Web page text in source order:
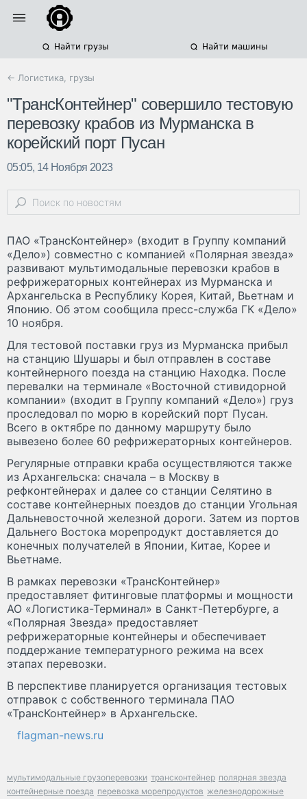
Найти грузы Найти машины
← Логистика, грузы
"ТрансКонтейнер" совершило тестовую
перевозку крабов из Мурманска в
корейский порт Пусан
05:05, 14 Ноября 2023
ПАО «ТрансКонтейнер» (входит в Группу компаний
«Дело») совместно с компанией «Полярная звезда»
развивают мультимодальные перевозки крабов в
рефрижераторных контейнерах из Мурманска и
Архангельска в Республику Корея, Китай, Вьетнам и
Японию. Об этом сообщила пресс-служба ГК «Дело»
10 ноября.
Для тестовой поставки груз из Мурманска прибыл
на станцию Шушары и был отправлен в составе
контейнерного поезда на станцию Находка. После
перевалки на терминале «Восточной стивидорной
компании» (входит в Группу компаний «Дело») груз
проследовал по морю в корейский порт Пусан.
Всего в октябре по данному маршруту было
вывезено более 60 рефрижераторных контейнеров.
Регулярные отправки краба осуществляются также
из Архангельска: сначала – в Москву в
рефконтейнерах и далее со станции Селятино в
составе контейнерных поездов до станции Угольная
Дальневосточной железной дороги. Затем из портов
Дальнего Востока морепродукт доставляется до
конечных получателей в Японии, Китае, Корее и
Вьетнаме.
В рамках перевозки «ТрансКонтейнер»
предоставляет фитинговые платформы и мощности
АО «Логистика-Терминал» в Санкт-Петербурге, а
«Полярная Звезда» предоставляет
рефрижераторные контейнеры и обеспечивает
поддержание температурного режима на всех
этапах перевозки.
В перспективе планируется организация тестовых
отправок с собственного терминала ПАО
«ТрансКонтейнер» в Архангельске.
flagman-news.ru
мультимодальные грузоперевозки трансконтейнер полярная звезда
контейнерные поезда перевозка морепродуктов железнодорожные